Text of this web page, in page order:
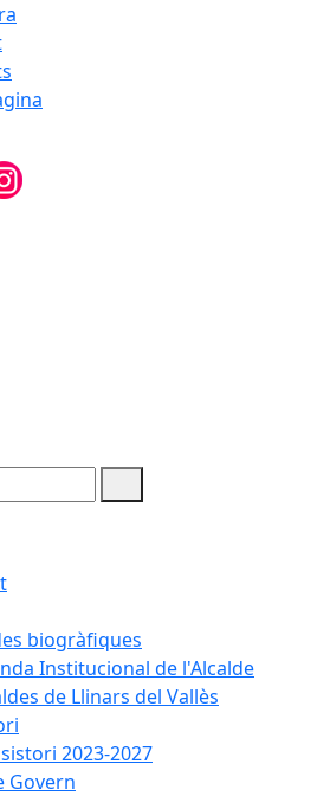
biogràfiques
Institucional de l'Alcalde
de Llinars del Vallès
2023-2027
Govern